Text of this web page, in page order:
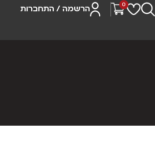
0
הרשמה / התחברות